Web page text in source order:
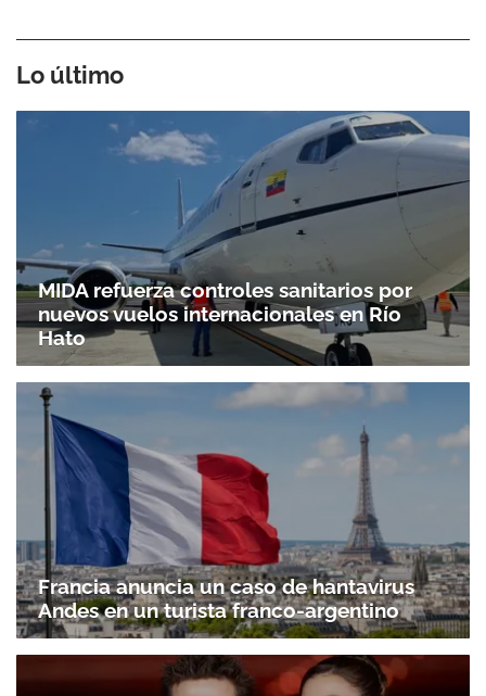
Lo último
MIDA refuerza controles sanitarios por
nuevos vuelos internacionales en Río
Hato
Francia anuncia un caso de hantavirus
Andes en un turista franco-argentino